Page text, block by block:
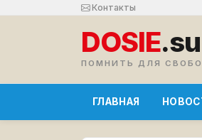
Контакты
DOSIE.su
ПОМНИТЬ ДЛЯ
ГЛАВНАЯ